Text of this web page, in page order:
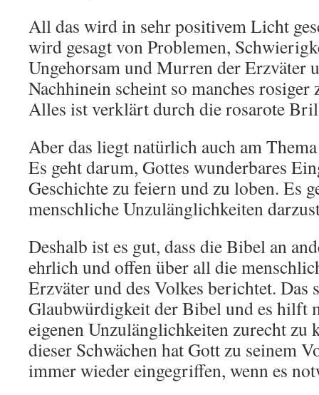
All das wird in sehr positivem Licht
wird gesagt von Problemen,
Ungehorsam und Murren der Erzväter
Nachhinein scheint so manches rosiger
Alles ist verklärt durch die rosarote
Aber das liegt natürlich auch am
Es geht darum, Gottes wunderbares
Geschichte zu feiern und zu loben. Es
menschliche Unzulänglichkeiten
Deshalb ist es gut, dass die Bibel an
ehrlich und offen über all die
Erzväter und des Volkes berichtet.
Glaubwürdigkeit der Bibel und es hilft
eigenen Unzulänglichkeiten zurecht zu
dieser Schwächen hat Gott zu seinem
immer wieder eingegriffen, wenn es